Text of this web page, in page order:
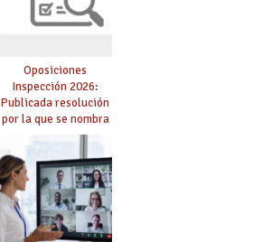
Oposiciones
Inspección 2026:
Publicada resolución
por la que se nombra
funcionarios/as en
prácticas, se regulan
dichas prácticas y se
convoca acto público
de adjudicación